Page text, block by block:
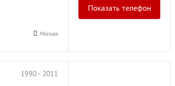
Москва
Показать телефон
1990 - 2011